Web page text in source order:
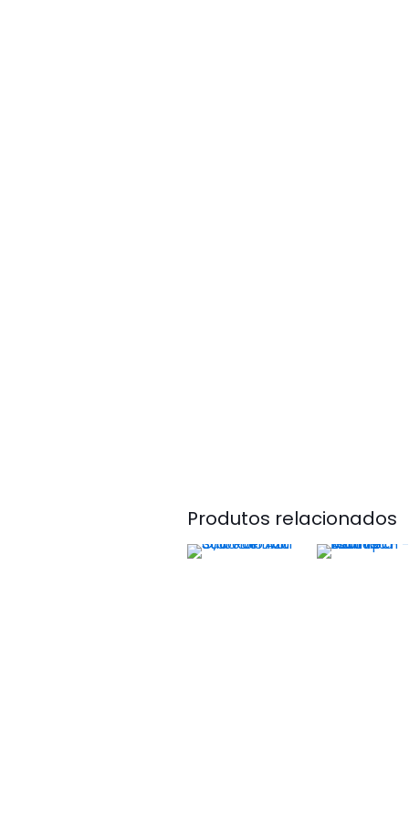
Produtos relacionados